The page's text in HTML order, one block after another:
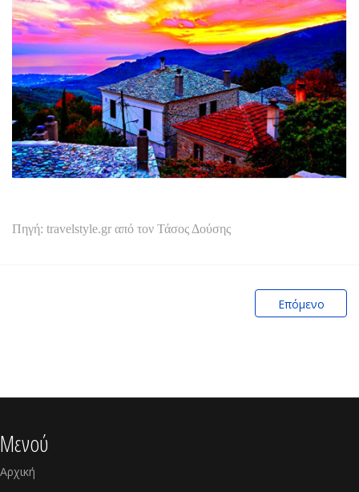
Πηγή: travelstyle.gr από τον Τάσος Δούσης
Επόμενο
Μενού
Αρχική